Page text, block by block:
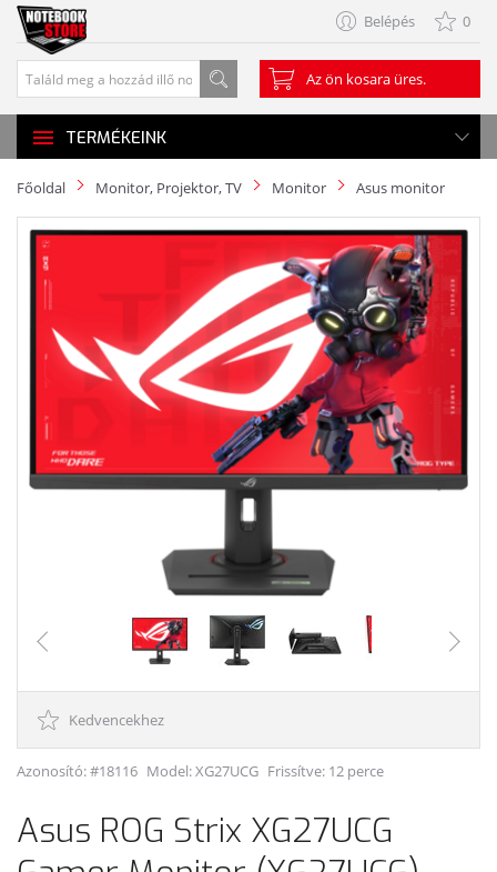
Belépés 0
Az ön kosara üres.
TERMÉKEINK
Főoldal Monitor, Projektor, TV Monitor Asus monitor
Kedvencekhez
Azonosító: #18116 Model:XG27UCG Frissítve: 12 perce
Asus ROG Strix XG27UCG